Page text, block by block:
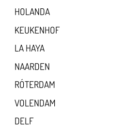
HOLANDA
KEUKENHOF
LA HAYA
NAARDEN
RÓTERDAM
VOLENDAM
DELF